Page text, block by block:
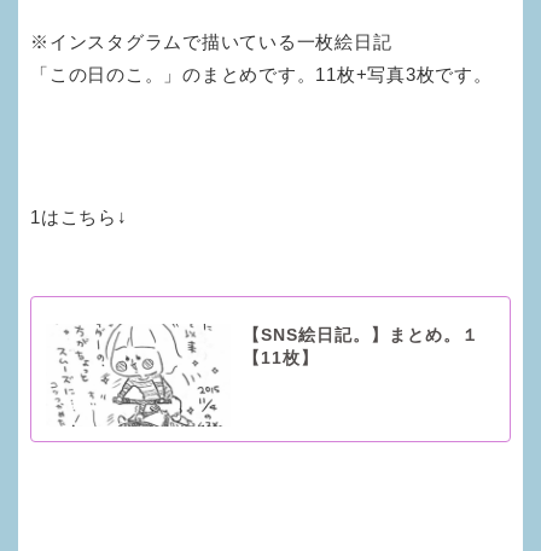
※インスタグラムで描いている一枚絵日記
「この日のこ。」のまとめです。11枚+写真3枚です。
1はこちら↓
【SNS絵日記。】まとめ。１
【11枚】